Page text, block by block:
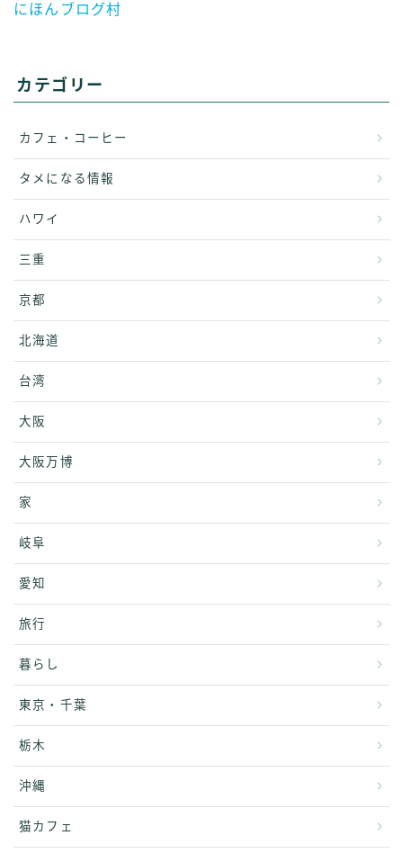
にほんブログ村
カテゴリー
カフェ・コーヒー
タメになる情報
ハワイ
三重
京都
北海道
台湾
大阪
大阪万博
家
岐阜
愛知
旅行
暮らし
東京・千葉
栃木
沖縄
猫カフェ